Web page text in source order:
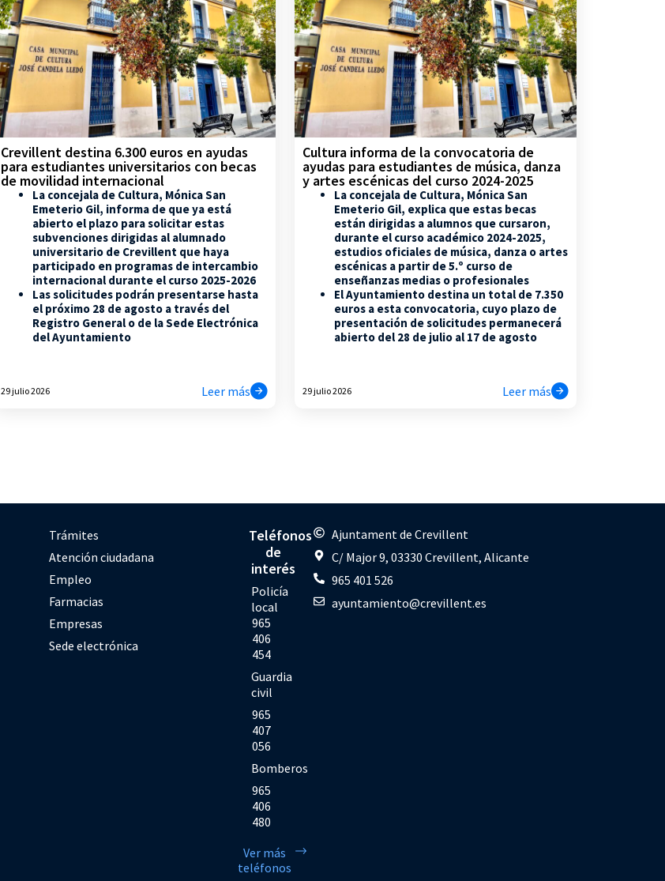
Crevillent destina 6.300 euros en ayudas
para estudiantes universitarios con becas
de movilidad internacional
La concejala de Cultura, Mónica San
Emeterio Gil, informa de que ya está
abierto el plazo para solicitar estas
subvenciones dirigidas al alumnado
universitario de Crevillent que haya
participado en programas de intercambio
internacional durante el curso 2025-2026
Las solicitudes podrán presentarse hasta
el próximo 28 de agosto a través del
Registro General o de la Sede Electrónica
del Ayuntamiento
29 julio 2026 Leer más
Cultura informa de la convocatoria de
ayudas para estudiantes de música, danza
y artes escénicas del curso 2024-2025
La concejala de Cultura, Mónica San
Emeterio Gil, explica que estas becas
están dirigidas a alumnos que cursaron,
durante el curso académico 2024-2025,
estudios oficiales de música, danza o artes
escénicas a partir de 5.º curso de
enseñanzas medias o profesionales
El Ayuntamiento destina un total de 7.350
euros a esta convocatoria, cuyo plazo de
presentación de solicitudes permanecerá
abierto del 28 de julio al 17 de agosto
29 julio 2026 Leer más
Trámites
Atención ciudadana
Empleo
Farmacias
Empresas
Sede electrónica
Teléfonos
de
interés
Policía
local
965
406
454
Guardia
civil
965
407
056
Bomberos
965
406
480
Ver más
teléfonos
Ajuntament de Crevillent
C/ Major 9, 03330 Crevillent, Alicante
965 401 526
ayuntamiento@crevillent.es